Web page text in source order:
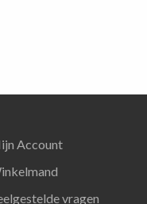
Account
vragen